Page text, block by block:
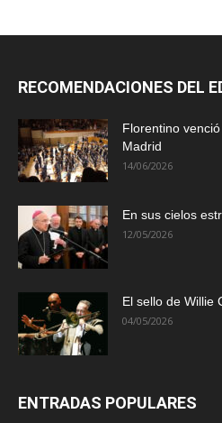
RECOMENDACIONES DEL
Florentino
Madrid
14/06/2026
En sus cielos
12/05/2026
El sello de Willie
04/05/2026
ENTRADAS POPULARES